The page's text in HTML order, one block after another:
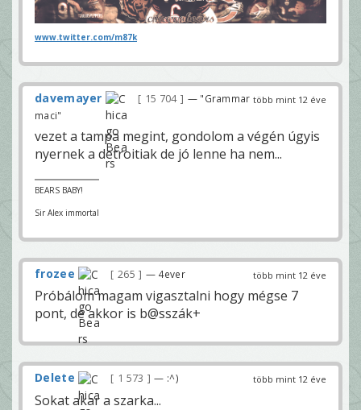
www.twitter.com/m87k
több mint 12 éve
davemayer 15 704
— "Grammar
maci"
vezet a tampa megint, gondolom a végén úgyis
nyernek a detroitiak de jó lenne ha nem...
BEARS BABY!
Sir Alex immortal
több mint 12 éve
frozee 265 — 4ever
Próbálom magam vigasztalni hogy mégse 7
pont, de akkor is b@sszák+
több mint 12 éve
Delete 1 573 — :^)
Sokat akar a szarka...